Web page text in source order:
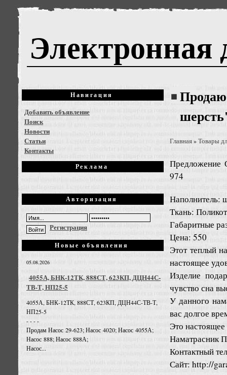
Электронная
Навигация
Добавить объявление
Поиск
Новости
Статьи
Контакты
Реклама
Авторизация
Регистрация
Новые объявления
05.08.2026
4055А, БНК-12ТК, 888СТ, 623КП, ДЦН44С-
ТВ-Т, НП25-5
4055А, БНК-12ТК, 888СТ, 623КП, ДЦН44С-ТВ-Т,
НП25-5
- - - -
Продам Насос 29-623; Насос 4020; Насос 4055А;
Насос 888; Насос 888А;
Насос...
Главная»Товары
Предложение
974
Наполнитель:
Ткань:
Габаритные
Цена: 550
Этот теплый
настоящее
Изделие
чувство сна
У данного
вас долгое
Это
Наматрасник
Контактный
Сайт: http://